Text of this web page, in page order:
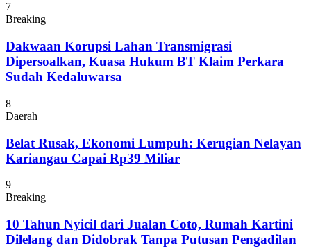
7
Breaking
Dakwaan Korupsi Lahan Transmigrasi
Dipersoalkan, Kuasa Hukum BT Klaim Perkara
Sudah Kedaluwarsa
8
Daerah
Belat Rusak, Ekonomi Lumpuh: Kerugian Nelayan
Kariangau Capai Rp39 Miliar
9
Breaking
10 Tahun Nyicil dari Jualan Coto, Rumah Kartini
Dilelang dan Didobrak Tanpa Putusan Pengadilan